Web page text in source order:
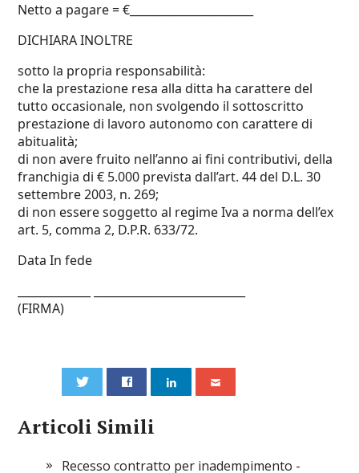
Netto a pagare = €______________________
DICHIARA INOLTRE
sotto la propria responsabilità:
che la prestazione resa alla ditta ha carattere del
tutto occasionale, non svolgendo il sottoscritto
prestazione di lavoro autonomo con carattere di
abitualità;
di non avere fruito nell’anno ai fini contributivi, della
franchigia di € 5.000 prevista dall’art. 44 del D.L. 30
settembre 2003, n. 269;
di non essere soggetto al regime Iva a norma dell’ex
art. 5, comma 2, D.P.R. 633/72.
Data In fede
(FIRMA)
Articoli Simili
Recesso contratto per inadempimento -